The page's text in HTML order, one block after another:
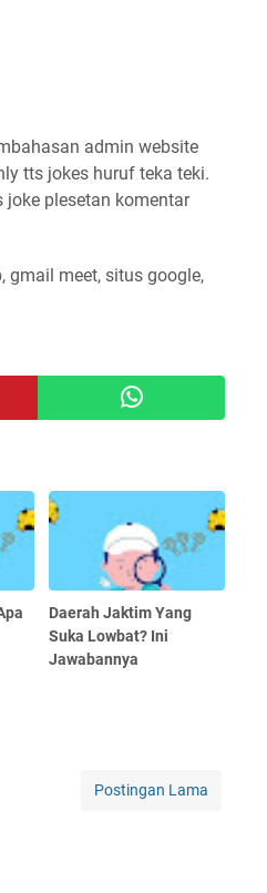
admin website
tts jokes huruf teka teki.
plesetan komentar
gmail meet, situs google,
Daerah Jaktim Yang
Suka Lowbat? Ini
Jawabannya
Postingan Lama